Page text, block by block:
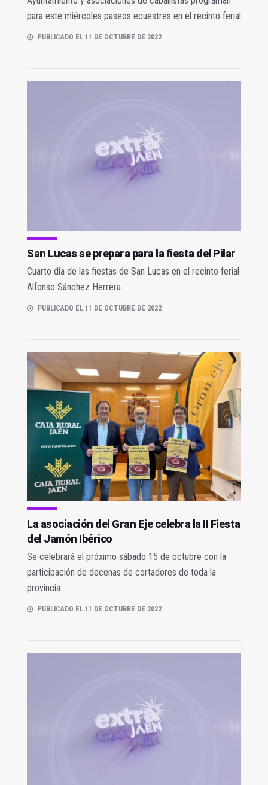
para este miércoles paseos ecuestres en el recinto ferial
PUBLICADO EL 11 DE OCTUBRE DE 2022
San Lucas se prepara para la fiesta del Pilar
Cuarto día de las fiestas de San Lucas en el recinto ferial
Alfonso Sánchez Herrera
PUBLICADO EL 11 DE OCTUBRE DE 2022
La asociación del Gran Eje celebra la II Fiesta
del Jamón Ibérico
Se celebrará el próximo sábado 15 de octubre con la
participación de decenas de cortadores de toda la
provincia
PUBLICADO EL 11 DE OCTUBRE DE 2022